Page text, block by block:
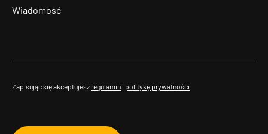
Zapisując się akceptujesz regulamin i politykę prywatności